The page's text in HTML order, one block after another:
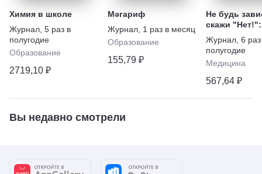
Химия в школе
Журнал 5 раз в
полугодие
Образование
2719,10 ₽
Мәгариф
Журнал 1 раз в месяц
Образование
155,79 ₽
Не будь
скажи "Нет!":
наркотикам,
алкоголю,
игромании
Журнал 6
полугодие
Медицина
567,64 ₽
Вы недавно смотрели